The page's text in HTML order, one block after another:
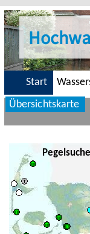
Start
Übersichtskarte